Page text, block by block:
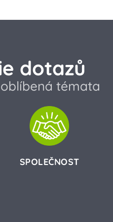
dotazů
témata
SPOLEČNOST